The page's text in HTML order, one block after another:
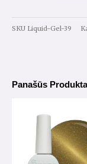
Nr.39
SKU Liquid-Gel-39
Panašūs